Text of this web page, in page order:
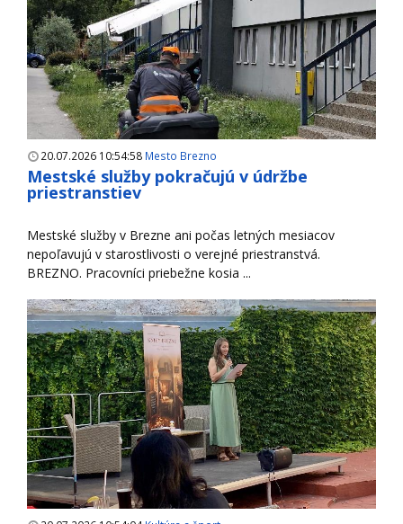
20.07.2026 10:54:58 Mesto Brezno
Mestské služby pokračujú v údržbe
priestranstiev
Mestské služby v Brezne ani počas letných mesiacov
nepoľavujú v starostlivosti o verejné priestranstvá.
BREZNO. Pracovníci priebežne kosia ...